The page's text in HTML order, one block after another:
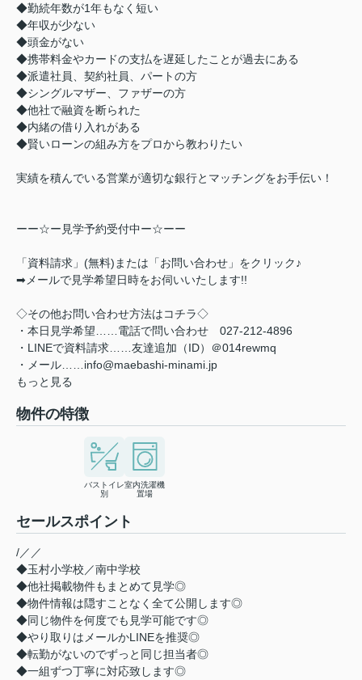
◆勤続年数が1年もなく短い
◆年収が少ない
◆頭金がない
◆携帯料金やカードの支払を遅延したことが過去にある
◆派遣社員、契約社員、パートの方
◆シングルマザー、ファザーの方
◆他社で融資を断られた
◆内緒の借り入れがある
◆賢いローンの組み方をプロから教わりたい
実績を積んでいる営業が適切な銀行とマッチングをお手伝い！
ーー☆ー見学予約受付中ー☆ーー
「資料請求」(無料)または「お問い合わせ」をクリック♪
➡メールで見学希望日時をお伺いいたします!!
◇その他お問い合わせ方法はコチラ◇
・本日見学希望……電話で問い合わせ 027-212-4896
・LINEで資料請求……友達追加（ID）＠014rewmq
・メール……info@maebashi-minami.jp
もっと見る
物件の特徴
バストイレ
別
室内洗濯機
置場
セールスポイント
/／／
◆玉村小学校／南中学校
◆他社掲載物件もまとめて見学◎
◆物件情報は隠すことなく全て公開します◎
◆同じ物件を何度でも見学可能です◎
◆やり取りはメールかLINEを推奨◎
◆転勤がないのでずっと同じ担当者◎
◆一組ずつ丁寧に対応致します◎